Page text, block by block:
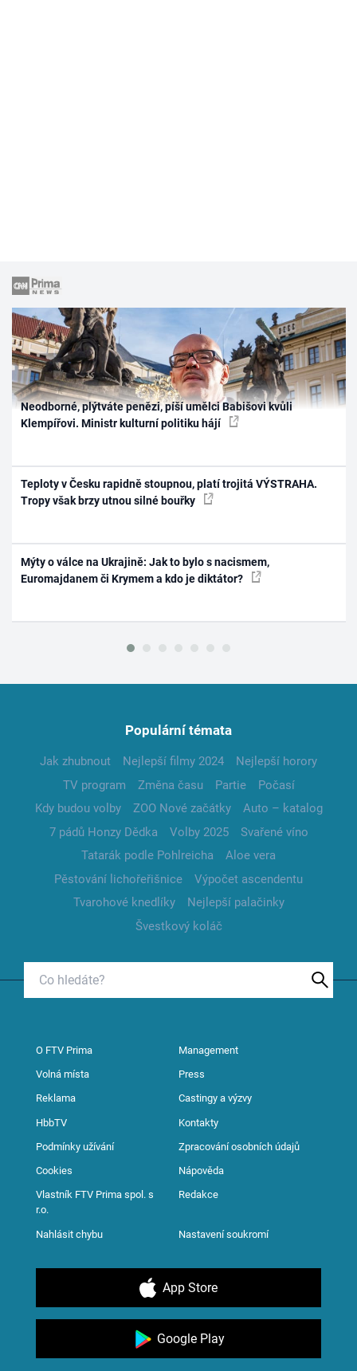
Neodborné, plýtváte penězi, píší umělci Babišovi kvůli
Klempířovi. Ministr kulturní politiku hájí
Teploty v Česku rapidně stoupnou, platí trojitá VÝSTRAHA.
Tropy však brzy utnou silné bouřky
Mýty o válce na Ukrajině: Jak to bylo s nacismem,
Euromajdanem či Krymem a kdo je diktátor?
Populární témata
Jak zhubnout Nejlepší filmy 2024
Nejlepší horory
TV program
Změna času Partie
Počasí
Kdy budou volby
ZOO Nové začátky
Auto – katalog
7 pádů Honzy Dědka
Volby 2025
Svařené víno
Tatarák podle Pohlreicha
Aloe vera
Pěstování lichořeřišnice
Výpočet ascendentu
Tvarohové knedlíky
Nejlepší palačinky
Švestkový koláč
O FTV Prima Management
Volná místa Press
Reklama Castingy a výzvy
HbbTV Kontakty
Podmínky užívání Zpracování osobních údajů
Cookies Nápověda
Vlastník FTV Prima spol. s
r.o.
Redakce
Nahlásit chybu Nastavení soukromí
App Store
Google Play